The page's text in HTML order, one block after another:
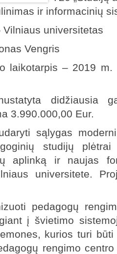
ir informacinių
universitetas
Vengris
laikotarpis – 2019
didžiausia
3.990.000,00 Eur.
sąlygas
studijų
aplinką ir naujas
universitete.
pedagogų
į švietimo
kurios turi
rengimo